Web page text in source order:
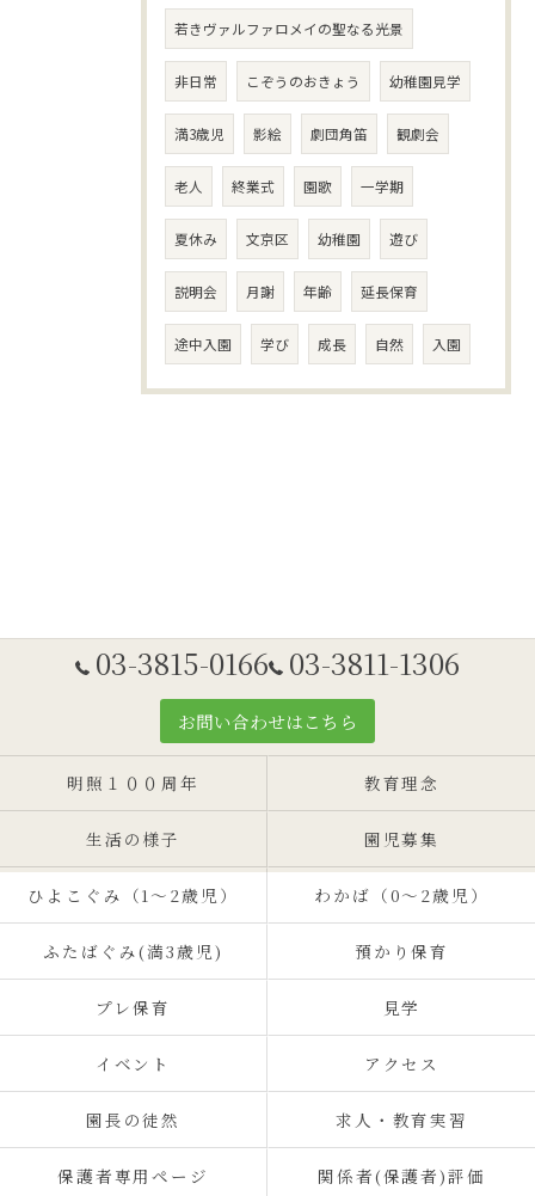
若きヴァルファロメイの聖なる光景
非日常 こぞうのおきょう 幼稚園見学
満3歳児 影絵 劇団角笛 観劇会
老人 終業式 園歌 一学期
夏休み 文京区 幼稚園 遊び
説明会 月謝 年齢 延長保育
途中入園 学び 成長 自然 入園
03-3815-0166 03-3811-1306
お問い合わせはこちら
明照１００周年 教育理念
生活の様子 園児募集
ひよこぐみ（1〜2歳児） わかば（0～2歳児）
ふたばぐみ(満3歳児) 預かり保育
プレ保育 見学
イベント アクセス
園長の徒然 求人・教育実習
保護者専用ページ 関係者(保護者)評価